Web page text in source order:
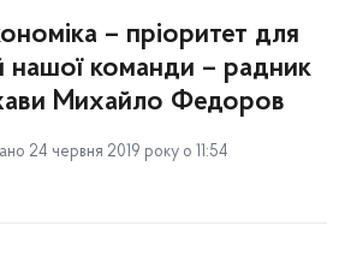
– пріоритет для
нашої команди – радник
Михайло Федоров
24 червня 2019 року о 11:54